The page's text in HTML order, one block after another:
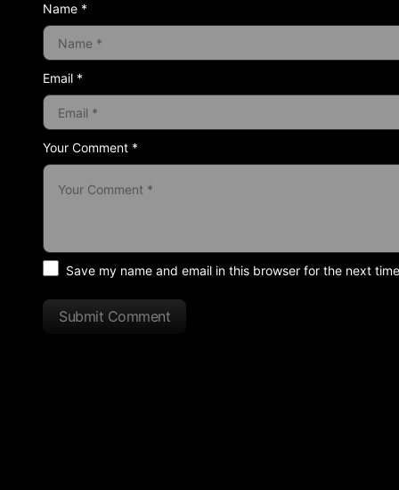
Your Comment *
Name *
Email *
Save my name and email in this browser for the next
Submit Comment